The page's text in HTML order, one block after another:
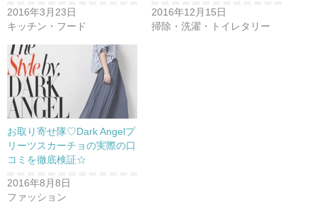
開
き
ま
す
新
し
い
す
)
2016年3月23日
キッチン・フード
2016年12月15日
掃除・洗濯・トイレタリー
お取り寄せ隊♡Dark Angelプ
リーツスカーチョの実際の口
コミを徹底検証☆
2016年8月8日
ファッション